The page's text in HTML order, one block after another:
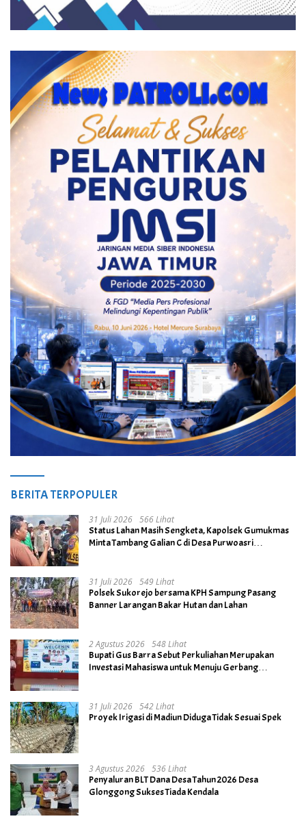
BERITA TERPOPULER
31 Juli 2026 566 Lihat
Status Lahan Masih Sengketa, Kapolsek Gumukmas
Minta Tambang Galian C di Desa Purwoasri
31 Juli 2026 549 Lihat
Polsek Sukorejo bersama KPH Sampung Pasang
Banner Larangan Bakar Hutan dan Lahan
2 Agustus 2026 548 Lihat
Bupati Gus Barra Sebut Perkuliahan Merupakan
Investasi Mahasiswa untuk Menuju Gerbang
31 Juli 2026 542 Lihat
Proyek Irigasi di Madiun Diduga Tidak Sesuai Spek
3 Agustus 2026 536 Lihat
Penyaluran BLT Dana Desa Tahun 2026 Desa
Glonggong Sukses Tiada Kendala